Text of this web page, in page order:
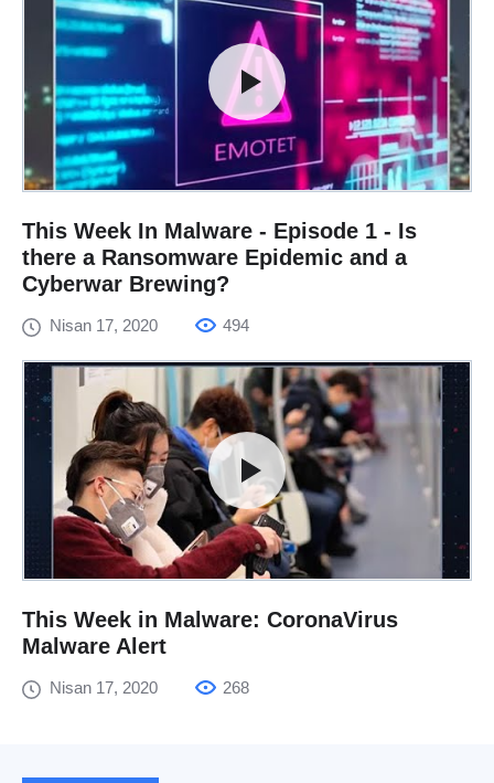
This Week In Malware - Episode 1 - Is
there a Ransomware Epidemic and a
Cyberwar Brewing?
Nisan 17, 2020 494
This Week in Malware: CoronaVirus
Malware Alert
Nisan 17, 2020 268